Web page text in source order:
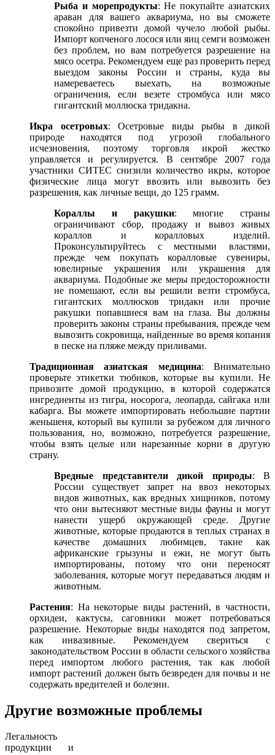
Рыба и морепродукты: Не покупайте азиатских
араван для вашего аквариума, но вы сможете
спокойно привезти домой чучело любой рыбы.
Импорт копченого лосося или яиц семги возможен
без проблем, но вам потребуется разрешение на
мясо осетра. Рекомендуем еще раз проверить перед
выездом законы России и страны, куда вы
намереваетесь выехать, на возможные
ограничения, если везете стромбуса или мясо
гигантский моллюска тридакна.
Икра осетровых: Осетровые виды рыбы в дикой
природе находятся под угрозой глобального
исчезновения, поэтому торговля икрой жестко
управляется и регулируется. В сентябре 2007 года
участники СИТЕС снизили количество икры, которое
физические лица могут ввозить или вывозить без
разрешения, как личные вещи, до 125 грамм.
Кораллы и ракушки: многие страны
ограничивают сбор, продажу и вывоз живых
кораллов и коралловых изделий.
Проконсультируйтесь с местными властями,
прежде чем покупать коралловые сувениры,
ювелирные украшения или украшения для
аквариума. Подобные же меры предосторожности
не помешают, если вы решили везти стромбуса,
гигантских моллюсков тридакн или прочие
ракушки попавшиеся вам на глаза. Вы должны
проверить законы страны пребывания, прежде чем
вывозить сокровища, найденные во время копания
в песке на пляже между приливами.
Традиционная азиатская медицина: Внимательно
проверьте этикетки тюбиков, которые вы купили. Не
привозите домой продукцию, в которой содержатся
ингредиенты из тигра, носорога, леопарда, сайгака или
кабарга. Вы можете импортировать небольшие партии
женьшеня, который вы купили за рубежом для личного
пользования, но, возможно, потребуется разрешение,
чтобы взять целые или нарезанные корни в другую
страну.
Вредные представители дикой природы: В
России существует запрет на ввоз некоторых
видов животных, как вредных хищников, потому
что они вытесняют местные виды фауны и могут
нанести ущерб окружающей среде. Другие
животные, которые продаются в теплых странах в
качестве домашних любимцев, такие как
африканские грызуны и ежи, не могут быть
импортированы, потому что они переносят
заболевания, которые могут передаваться людям и
животным.
Растения: На некоторые виды растений, в частности,
орхидеи, кактусы, саговники может потребоваться
разрешение. Некоторые виды находятся под запретом,
как инвазивные. Рекомендуем свериться с
законодательством России в области сельского хозяйства
перед импортом любого растения, так как любой
импорт растений должен быть безвреден для почвы и не
содержать вредителей и болезни.
Другие возможные проблемы
Легальность
продукции и